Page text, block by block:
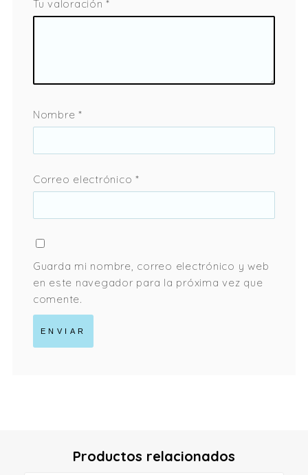
Tu valoración*
Nombre*
Correo electrónico*
Guarda mi nombre, correo electrónico y web
en este navegador para la próxima vez que
comente.
Productos relacionados